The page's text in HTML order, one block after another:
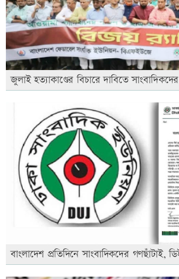
জুলাই হত্যাকাণ্ডের বিচারে দাবিতে
বাংলাদেশ প্রতিদিনে সাংবাদিকদের গণছাঁটাই,